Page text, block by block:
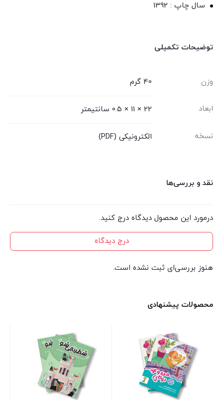
سال چاپ : 1392
توضیحات تکمیلی
وزن 40 گرم
ابعاد 22 × 11 × 0.5 سانتیمتر
نسخه الکترونیکی (PDF)
نقد و بررسی‌ها
درمورد این محصول دیدگاه درج کنید.
درج دیدگاه
هنوز بررسی‌ای ثبت نشده است.
محصولات پیشنهادی